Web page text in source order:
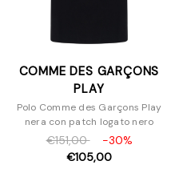
COMME DES GARÇONS
PLAY
Polo Comme des Garçons Play
nera con patch logato nero
€151,00
-30%
€105,00